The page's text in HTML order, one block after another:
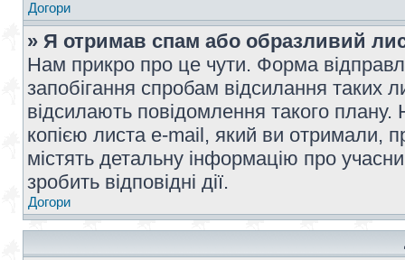
Догори
» Я отримав спам або образливий
Нам прикро про це чути. Форма
запобігання спробам відсилання таких
відсилають повідомлення такого
копією листа e-mail, який ви отримали,
містять детальну інформацію про
зробить відповідні дії.
Догори